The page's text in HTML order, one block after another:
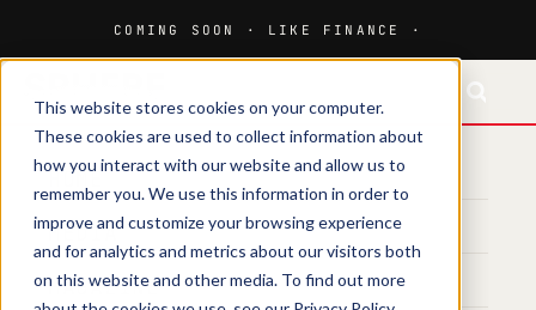
This website stores cookies on your computer.
These cookies are used to collect information about
how you interact with our website and allow us to
remember you. We use this information in order to
improve and customize your browsing experience
and for analytics and metrics about our visitors both
on this website and other media. To find out more
HOME
MEDIA
MAGAZINE